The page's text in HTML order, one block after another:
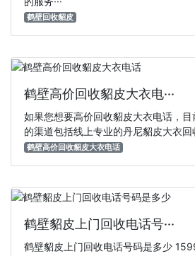
鹤壁回收貂皮
鹤壁高价回收貂皮大衣电···
如果您想要高价回收貂皮大衣电话，
的渠道包括线上专业的丹尼貂皮大衣回
鹤壁高价回收貂皮大衣电话
鹤壁貂皮上门回收电话号···
鹤壁貂皮上门回收电话号码是多少